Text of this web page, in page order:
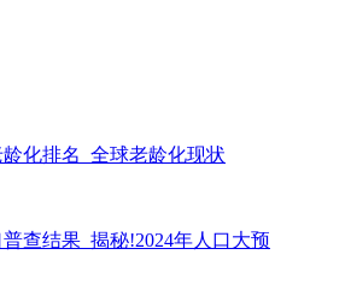
化排名_全球老龄化现状
查结果_揭秘!2024年人口大预